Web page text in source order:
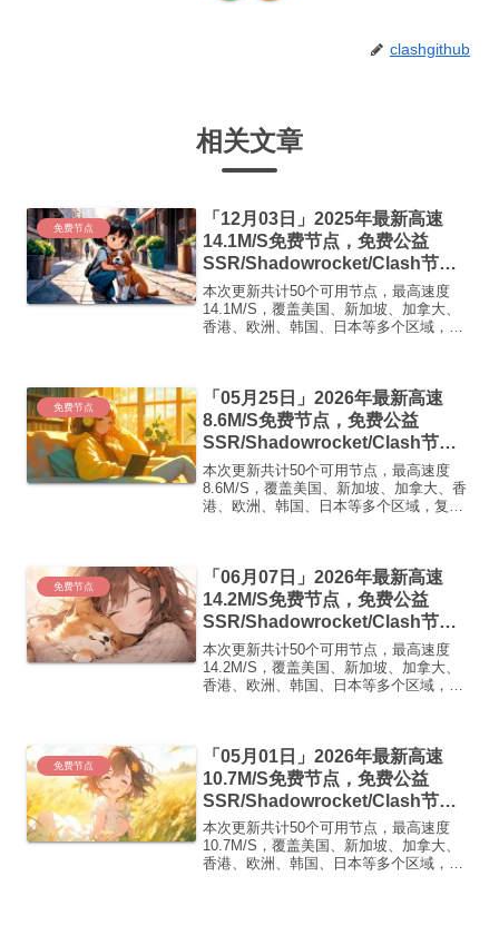
clashgithub
相关文章
免费节点
「12月03日」2025年最新高速
14.1M/S免费节点，免费公益
SSR/Shadowrocket/Clash节
点/v2ray节点|免费订阅|免费梯子|
免费机场
本次更新共计50个可用节点，最高速度
14.1M/S，覆盖美国、新加坡、加拿大、
香港、欧洲、韩国、日本等多个区域，复
FR666)...
免费节点
「05月25日」2026年最新高速
8.6M/S免费节点，免费公益
SSR/Shadowrocket/Clash节
点/v2ray节点|免费订阅|免费梯子|
免费机场
本次更新共计50个可用节点，最高速度
8.6M/S，覆盖美国、新加坡、加拿大、香
港、欧洲、韩国、日本等多个区域，复制
免费节点
「06月07日」2026年最新高速
14.2M/S免费节点，免费公益
SSR/Shadowrocket/Clash节
点/v2ray节点|免费订阅|免费梯子|
免费机场
本次更新共计50个可用节点，最高速度
14.2M/S，覆盖美国、新加坡、加拿大、
香港、欧洲、韩国、日本等多个区域，复
FR666)...
免费节点
「05月01日」2026年最新高速
10.7M/S免费节点，免费公益
SSR/Shadowrocket/Clash节
点/v2ray节点|免费订阅|免费梯子|
免费机场
本次更新共计50个可用节点，最高速度
10.7M/S，覆盖美国、新加坡、加拿大、
香港、欧洲、韩国、日本等多个区域，复